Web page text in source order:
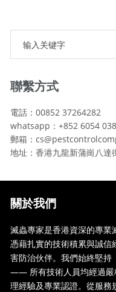
聯繫方式
電話：00852 37264282
whatsapp：+852 6054
郵箱：
地址：香港九龍新蒲崗八達
關於我們
滅蟲專家是香港資深的專業
憑藉扎實的技術積累與誠
害防治伙伴。我們始終堅
—— 所有技術人員均經過嚴
理經驗及專業認證。從服